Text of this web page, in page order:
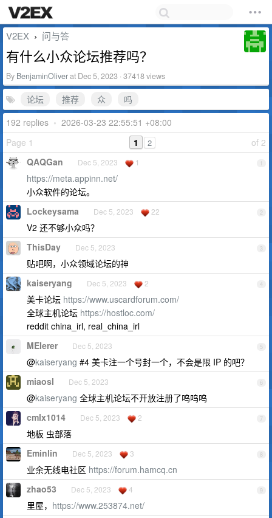
V2EX › 问与答
有什么小众论坛推荐吗？
By BenjaminOliverat Dec 5, 2023 · 37418 views
论坛 推荐 众
吗
192 replies • 2026-03-23 22:55:51 +08:00
Page 1
of 2
1 2
1
QAQGan Dec 5, 2023 1
https://meta.appinn.net/
小众软件的论坛。
2
Lockeysama Dec 5, 2023 22
V2 还不够小众吗？
3
ThisDay Dec 5, 2023
贴吧啊，小众领域论坛的神
4
kaiseryang Dec 5, 2023 2
美卡论坛 https://www.uscardforum.com/
全球主机论坛 https://hostloc.com/
reddit china_irl, real_china_irl
5
MEIerer Dec 5, 2023
@kaiseryang #4 美卡注一个号封一个，不会是限 IP 的吧？
6
miaosl Dec 5, 2023
@kaiseryang 全球主机论坛不开放注册了呜呜呜
7
cmlx1014 Dec 5, 2023 2
地板 虫部落
8
Eminlin Dec 5, 2023 3
业余无线电社区 https://forum.hamcq.cn
9
zhao53 Dec 5, 2023 4
里屋， https://www.253874.net/